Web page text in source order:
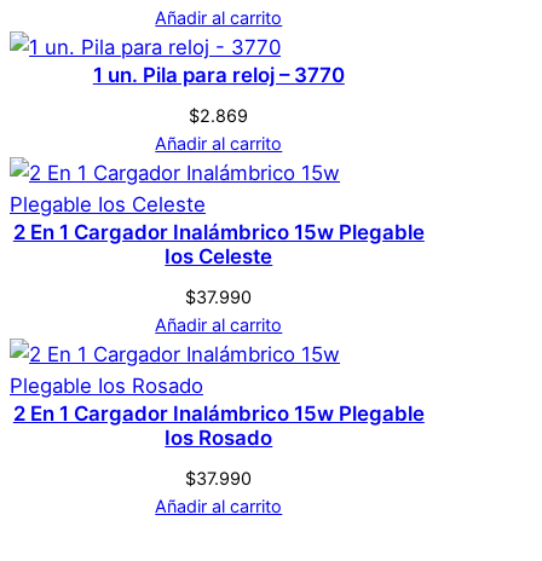
Añadir al carrito
1 un. Pila para reloj – 3770
$2.869
Añadir al carrito
2 En 1 Cargador Inalámbrico 15w Plegable
Ios Celeste
$37.990
Añadir al carrito
2 En 1 Cargador Inalámbrico 15w Plegable
Ios Rosado
$37.990
Añadir al carrito